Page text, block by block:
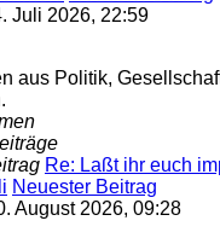
Juli 2026, 22:59
aus Politik,
Re: Laßt ihr euch
Neuester Beitrag
August 2026, 09:28